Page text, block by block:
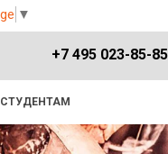
▼
+7 495 023-85-85